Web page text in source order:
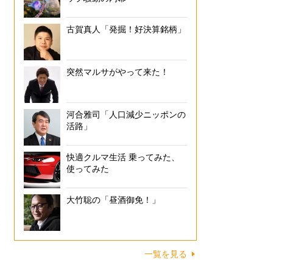
古賀真人「発掘！好決算銘柄」
突然マルサがやって来た！
河合雅司「人口減少ニッポンの
活路」
快適クルマ生活 乗ってみた、
使ってみた
大竹聡の「昼酒御免！」
一覧を見る